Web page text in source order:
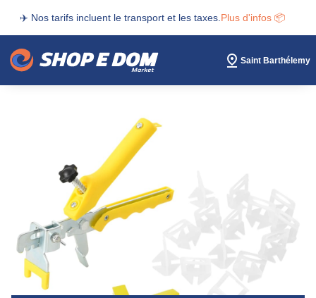
✈️ Nos tarifs incluent le transport et les taxes. Plus d'infos 📦
Saint Barthélemy